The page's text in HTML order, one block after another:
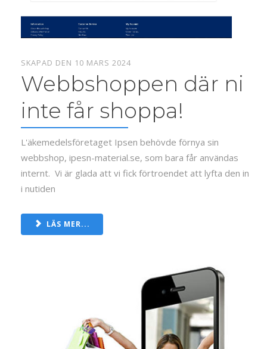
SKAPAD DEN 10 MARS 2024
Webbshoppen där ni
inte får shoppa!
L'äkemedelsföretaget Ipsen behövde förnya sin
webbshop, ipesn-material.se, som bara får användas
internt. Vi är glada att vi fick förtroendet att lyfta den in
i nutiden
LÄS MER...